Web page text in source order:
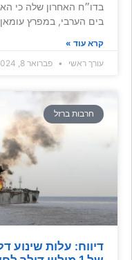
בדו״ח האחרון שלה כי
בים הערבי, במפרץ עומאן
קרא עוד »
עורך ראשי
פברואר 8, 2024
חרבות ברזל
דיווח: עלות שינוע